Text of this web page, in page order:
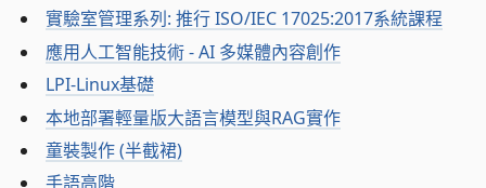
實驗室管理系列: 推行 ISO/IEC 17025:2017系統課程
應用人工智能技術 - AI 多媒體內容創作
LPI-Linux基礎
本地部署輕量版大語言模型與RAG實作
童裝製作 (半截裙)
手語高階